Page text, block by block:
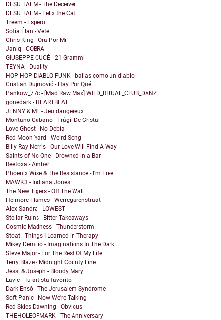
DESU TAEM - The Deceiver
DESU TAEM - Felix the Cat
Treem - Espero
Sofía Élan - Vete
Chris King - Ora Por Mi
Janiq - COBRA
GIUSEPPE CUCÈ - 21 Grammi
TEYNA - Duality
HOP HOP DIABLO FUNK - bailas como un diablo
Cristian Dujmović - Hay Por Qué
Pankow_77c - [Mad Raw Max] WILD_RITUAL_CLUB_DANZ
gonedark - HEARTBEAT
JENNY & ME - Jeu dangereux
Montano Cubano - Frágil De Cristal
Love Ghost - No Debía
Red Moon Yard - Weird Song
Billy Ray Norris - Our Love Will Find A Way
Saints of No One - Drowned in a Bar
Reetoxa - Amber
Phoenix Wise & The Resistance - I'm Free
MAWK3 - Indiana Jones
The New Tigers - Off The Wall
Helmore Flames - Werregarenstraat
Alex Sandra - LOWEST
Stellar Ruins - Bitter Takeaways
Cosmic Madness - Thunderstorm
Stoat - Things I Learned in Therapy
Mikey Demilio - Imaginations In The Dark
Steve Major - For The Rest Of My Life
Terry Blaze - Midnight County Line
Jessi & Joseph - Bloody Mary
Lavic - Tu artista favorito
Dark Ensō - The Jerusalem Syndrome
Soft Panic - Now We're Talking
Red Skies Dawning - Obvious
THEHOLEOFMARK - The Anniversary